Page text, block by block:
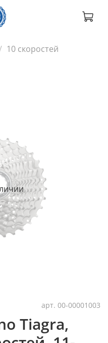
10 скоростей
арт. 00-00001003
Tiagra,